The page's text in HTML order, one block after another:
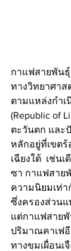
กาแฟสายพันธุ์
ทางวิทยาศาส
ตามแหล่งกำเ
(Republic of
ตะวันตก และ
หลักอยู่ที่เขตร้
เฉียงใต้  เช่น
ซา กาแฟสาย
ความนิยมเท่า
ซึ่งครองส่วน
แต่กาแฟสายพั
ปริมาณคาเฟ
ทางขมเผื่อนเ